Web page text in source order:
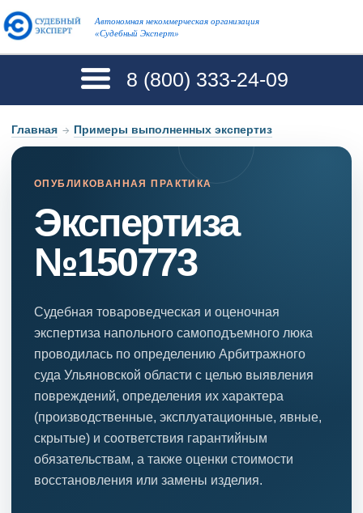
Автономная некоммерческая организация
«Судебный Эксперт»
8 (800) 333-24-09
Главная → Примеры выполненных экспертиз
ОПУБЛИКОВАННАЯ ПРАКТИКА
Экспертиза
№150773
Судебная товароведческая и оценочная
экспертиза напольного самоподъемного люка
проводилась по определению Арбитражного
суда Ульяновской области с целью выявления
повреждений, определения их характера
(производственные, эксплуатационные, явные,
скрытые) и соответствия гарантийным
обязательствам, а также оценки стоимости
восстановления или замены изделия.